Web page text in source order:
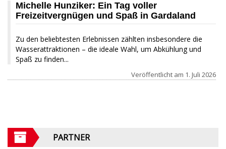
Michelle Hunziker: Ein Tag voller
Freizeitvergnügen und Spaß in Gardaland
Zu den beliebtesten Erlebnissen zählten insbesondere die
Wasserattraktionen – die ideale Wahl, um Abkühlung und
Spaß zu finden...
Veröffentlicht am 1. Juli 2026
PARTNER